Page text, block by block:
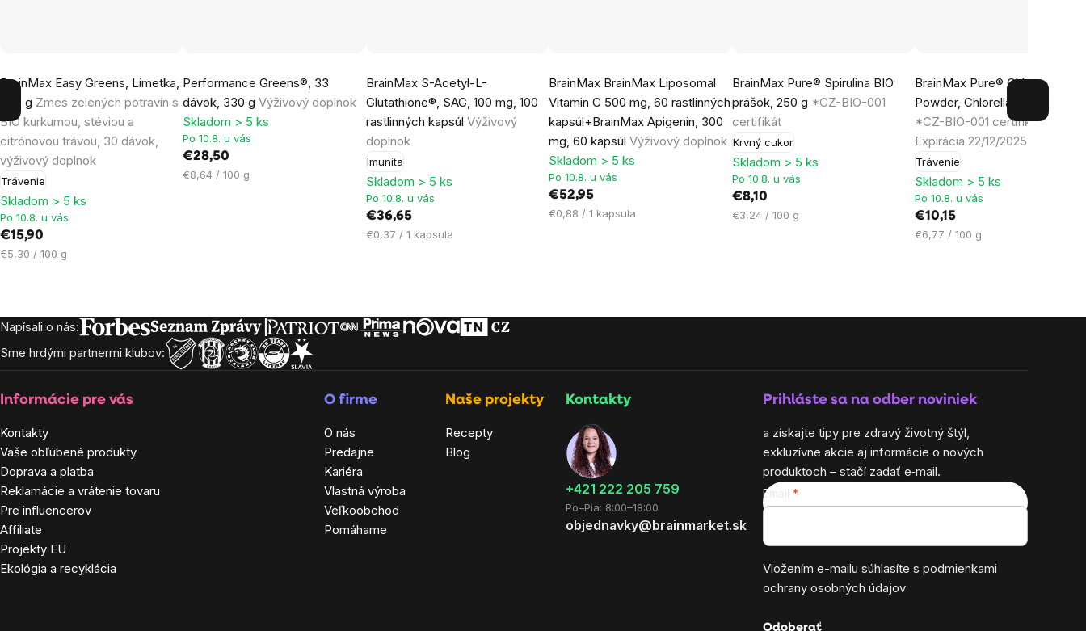
BrainMax Easy Greens, Limetka,
300 g Zmes zelených potravín s
BIO kurkumou, stéviou a
citrónovou trávou, 30 dávok,
výživový doplnok
Trávenie
hodnotenie
produktu
je
5,0
z
5
hviezdičiek.
Skladom > 5 ks
Po 10.8. u vás
€15,90
Jednotková
€5,30 / 100 g
Performance Greens®, 33
dávok, 330 gVýživový doplnok
hodnotenie
produktu
je
4,7
Skladom > 5 ks
Po 10.8. u vás
€28,50
Jednotková
€8,64 / 100 g
BrainMax S-Acetyl-L-
Glutathione®, SAG, 100 mg, 100
rastlinných kapsúl Výživový
doplnok
Imunita
hodnotenie
produktu
je
4,8
z
5
hviezdičiek.
Skladom > 5 ks
Po 10.8. u vás
€36,65
Jednotková
€0,37 / 1 kapsula
BrainMax BrainMax Liposomal
Vitamin C 500 mg, 60 rastlinných
kapsúl+BrainMax Apigenin, 300
mg, 60 kapsúlVýživový doplnok
Skladom > 5 ks
Po 10.8. u vás
€52,95
Jednotková
€0,88 / 1 kapsula
BrainMax Pure® Spirulina BIO
prášok, 250 g *CZ-BIO-001
certifikát
Krvný cukor
hodnotenie
produktu
je
5,0
z
5
hviezdičiek.
Skladom > 5 ks
Po 10.8. u vás
€8,10
Jednotková
€3,24 / 100 g
BrainMax Pure® Chlorella
Powder, Chlorella BIO, 150 g
*CZ-BIO-001 certifikát//
Expirácia 22/12/2025
Trávenie
hodnotenie
produktu
je
5,0
z
5
hviezdičiek.
Skladom > 5 ks
Po 10.8. u vás
€10,15
Jednotková
€6,77 / 100 g
Zápätie
Napísali o nás:
Sme hrdými partnermi klubov:
Informácie pre vás
Kontakty
Vaše obľúbené produkty
Doprava a platba
Reklamácie a vrátenie tovaru
Pre influencerov
Affiliate
Projekty EU
Ekológia a recyklácia
O firme
O nás
Predajne
Kariéra
Vlastná výroba
Veľkoobchod
Pomáhame
Naše projekty
Recepty
Blog
Kontakty
+421 222 205 759
Po–Pia: 8:00–18:00
objednavky@brainmarket.sk
Prihláste sa na odber noviniek
a získajte tipy pre zdravý životný štýl,
exkluzívne akcie aj informácie o nových
produktoch – stačí zadať e‑mail.
Email
Vložením e-mailu súhlasíte s podmienkami
ochrany osobných údajov
Odoberať